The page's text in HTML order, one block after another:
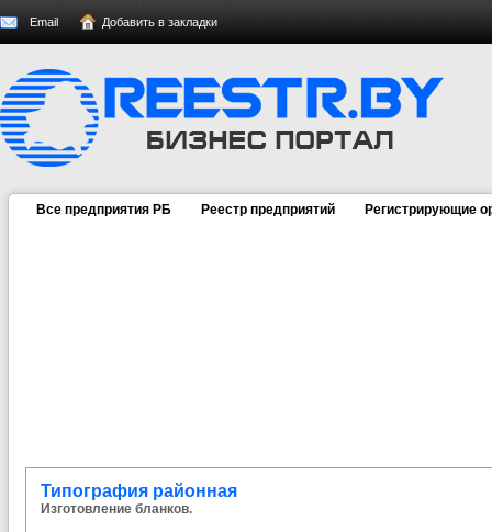
Email Добавить в закладки
Все предприятия РБ Реестр предприятий Регистрирующие
Типография районная
Изготовление бланков.